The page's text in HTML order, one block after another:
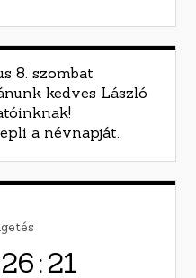
8. szombat
kedves László
a névnapját.
26:19